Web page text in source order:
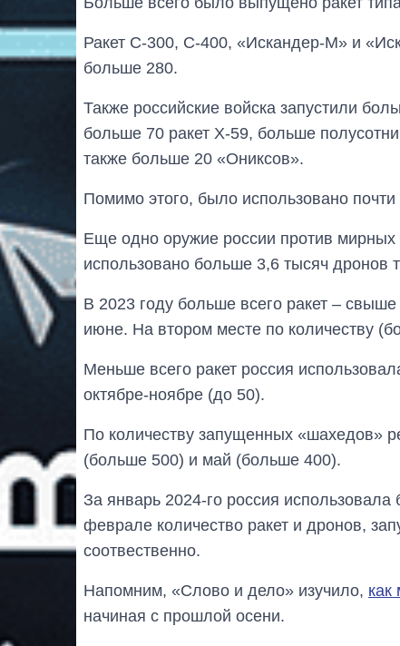
Ракет С-300, С-400, «Искандер-М» и
больше 280.
Также российские войска запустили
больше 70 ракет Х-59, больше
также больше 20 «Ониксов».
Помимо этого, было использовано почти
Еще одно оружие россии против
использовано больше 3,6 тысяч дронов
В 2023 году больше всего ракет –
июне. На втором месте по количеству
Меньше всего ракет россия
октябре-ноябре (до 50).
По количеству запущенных «шахедов»
(больше 500) и май (больше 400).
За январь 2024-го россия
феврале количество ракет и дронов,
соотвественно.
Напомним, «Слово и дело» изучило, как
начиная с прошлой осени.